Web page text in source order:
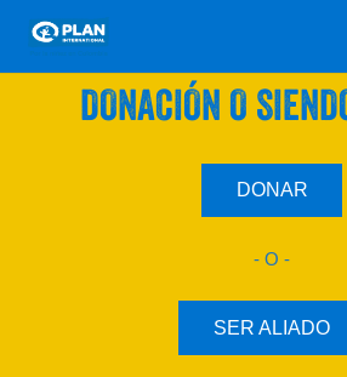
SÚMATE A NUESTRO
DONACIÓN O
DONAR
- O -
SER ALIADO